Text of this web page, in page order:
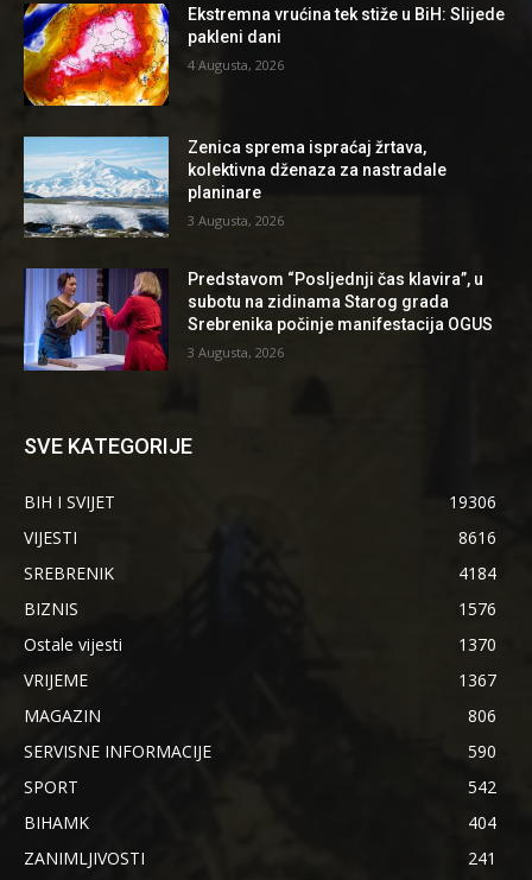
Ekstremna vrućina tek stiže u BiH: Slijede
pakleni dani
4 Augusta, 2026
Zenica sprema ispraćaj žrtava,
kolektivna dženaza za nastradale
planinare
3 Augusta, 2026
Predstavom “Posljednji čas klavira”, u
subotu na zidinama Starog grada
Srebrenika počinje manifestacija OGUS
3 Augusta, 2026
SVE KATEGORIJE
BIH I SVIJET
19306
VIJESTI
8616
SREBRENIK
4184
BIZNIS
1576
Ostale vijesti
1370
VRIJEME
1367
MAGAZIN
806
SERVISNE INFORMACIJE
590
SPORT
542
BIHAMK
404
ZANIMLJIVOSTI
241